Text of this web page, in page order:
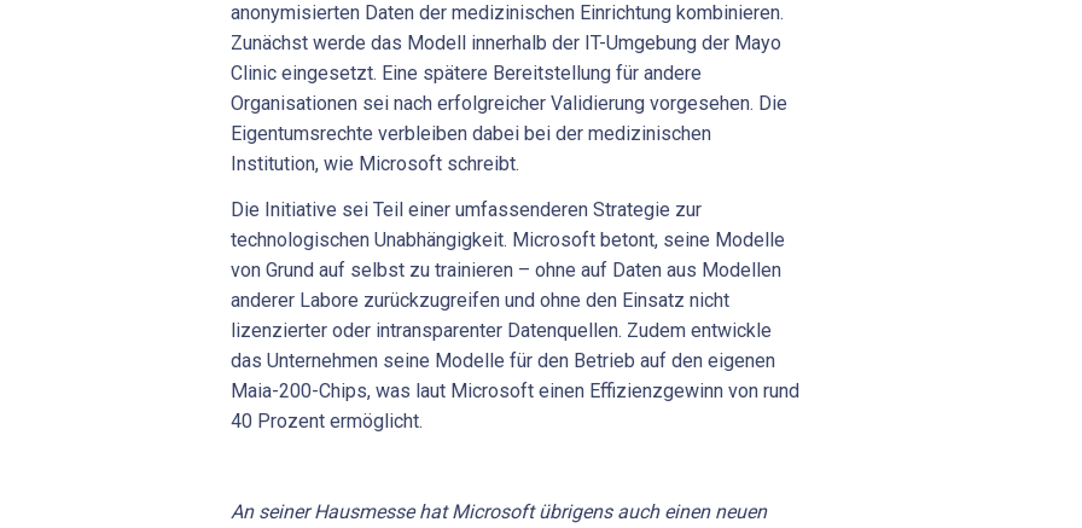
anonymisierten Daten der medizinischen Einrichtung kombinieren.
Zunächst werde das Modell innerhalb der IT-Umgebung der Mayo
Clinic eingesetzt. Eine spätere Bereitstellung für andere
Organisationen sei nach erfolgreicher Validierung vorgesehen. Die
Eigentumsrechte verbleiben dabei bei der medizinischen
Institution, wie Microsoft schreibt.
Die Initiative sei Teil einer umfassenderen Strategie zur
technologischen Unabhängigkeit. Microsoft betont, seine Modelle
von Grund auf selbst zu trainieren – ohne auf Daten aus Modellen
anderer Labore zurückzugreifen und ohne den Einsatz nicht
lizenzierter oder intransparenter Datenquellen. Zudem entwickle
das Unternehmen seine Modelle für den Betrieb auf den eigenen
Maia-200-Chips, was laut Microsoft einen Effizienzgewinn von rund
40 Prozent ermöglicht.
An seiner Hausmesse hat Microsoft übrigens auch einen neuen